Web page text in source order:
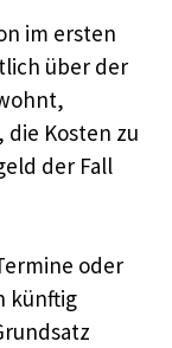
im ersten
über der
Kosten zu
der Fall
oder
künftig